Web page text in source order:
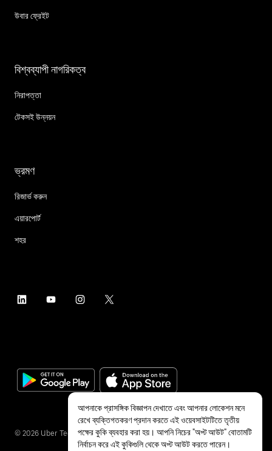
উবার ফ্রেইট
বিশ্বব্যাপী নাগরিকত্ব
নিরাপত্তা
টেকসই উন্নয়ন
ভ্রমণ
রিজার্ভ করুন
এয়ারপোর্ট
শহর
© 2026 Uber Technologies Inc.
আপনাকে প্রাসঙ্গিক বিজ্ঞাপন দেখাতে এবং আপনার লোকেশন মনে
রেখে ব্যক্তিগতকরণ প্রদান করতে এই ওয়েবসাইটটিতে তৃতীয়
পক্ষের কুকি ব্যবহার করা হয়। আপনি নিচের "অপ্ট আউট" বোতামটি
নির্বাচন করে এই কুকিগুলি থেকে অপ্ট আউট করতে পারেন।